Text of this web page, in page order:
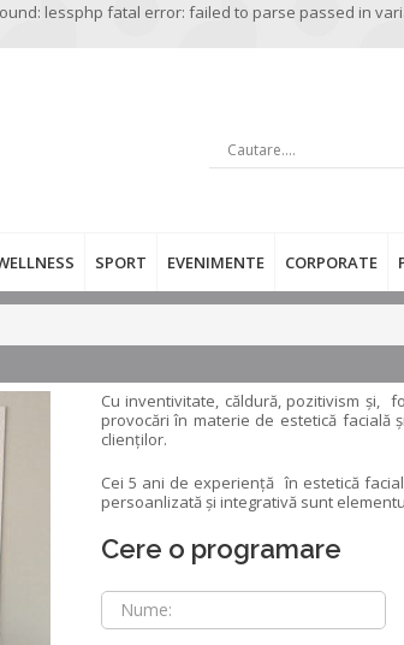
lessphp fatal error: failed to parse passed in
SPORT EVENIMENTE CORPORATE
Cu inventivitate, căldură, pozitivism și,
provocări în materie de estetică
clienților.
Cei 5 ani de experiență în estetică
persoanlizată și integrativă sunt
Cere o programare